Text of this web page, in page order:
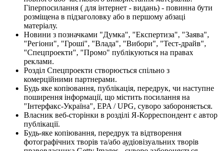
Гіперпосилання ( для інтернет - видань) - повинна бути
розміщена в підзаголовку або в першому абзаці
матеріалу.
Новини з позначками "Думка", "Експертиза", "Заява",
"Регіони", "Гроші", "Влада", "Вибори", "Тест-драйв",
"Спецпроекти", "Промо" публікуються на правах
реклами.
Розділ Спецпроекти створюється спільно з
комерційними партнерами.
Будь яке копіювання, публікація, передрук, чи наступне
поширення інформації, що містить посилання на
"Інтерфакс-Україна", EPA / UPG, суворо забороняється.
Власник веб-сторінки в розділі Я-Корреспондент є автор
публікації.
Будь-яке копіювання, передрук та відтворення
фотографічних творів та/або аудіовізуальних творів